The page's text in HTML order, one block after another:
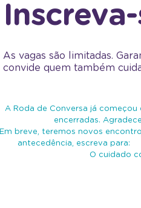
As vagas são limitadas.
convide quem também
A Roda de Conversa já começou
encerradas.
Em breve, teremos novos
antecedência, escreva para:
O cuidado